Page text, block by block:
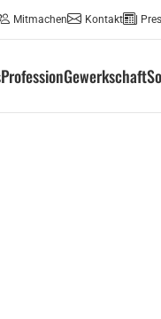
Mitmachen Kontakt
ProfessionGewerkschaft